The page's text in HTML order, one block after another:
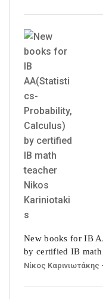
New books for IB
by certified IB
Νίκος Καρινιωτάκης